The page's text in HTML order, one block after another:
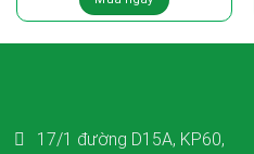
17/1 đường D15A, KP60,